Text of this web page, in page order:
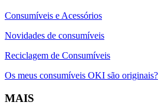
Consumíveis e Acessórios
Novidades de consumíveis
Reciclagem de Consumíveis
Os meus consumíveis OKI são originais?
MAIS